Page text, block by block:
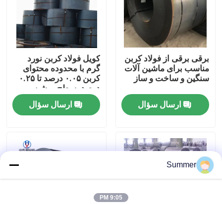
کارخانه تور
کنترل کیفیت
تماس با ما
درخواست نقل قول
سیم پیچ کربن
صفحه فولاد کربن
برقی برقی از فولاد کربن
مناسب برای ماشین آلات
سنگین و ساخت و ساز
ارسال سؤال
کویل فولاد کربن نورد
گرم با محدوده محتوای
کربن ۰.۰۵ درصد تا ۰.۲۵
درصد، سطح روشن و
عملیات بازپخت
ارسال سؤال
Summer
9:05 PM